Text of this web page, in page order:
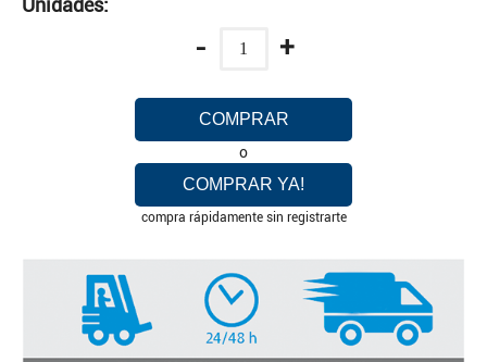
Unidades:
- +
COMPRAR
o
COMPRAR YA!
compra rápidamente sin registrarte